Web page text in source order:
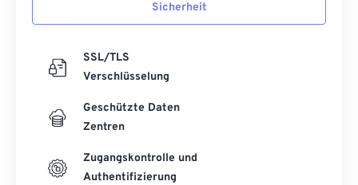
Sicherheit
SSL/TLS
Verschlüsselung
Geschützte Daten
Zentren
Zugangskontrolle und
Authentifizierung